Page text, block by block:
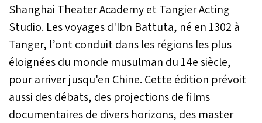
Shanghai Theater Academy et Tangier Acting
Studio. Les voyages d'Ibn Battuta, né en 1302 à
Tanger, l’ont conduit dans les régions les plus
éloignées du monde musulman du 14e siècle,
pour arriver jusqu'en Chine. Cette édition prévoit
aussi des débats, des projections de films
documentaires de divers horizons, des master